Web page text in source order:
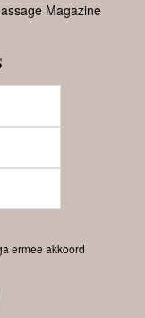
Magazine
ermee akkoord